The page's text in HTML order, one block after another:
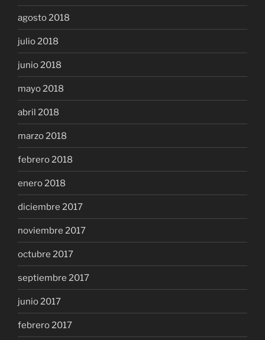
agosto 2018
julio 2018
junio 2018
mayo 2018
abril 2018
marzo 2018
febrero 2018
enero 2018
diciembre 2017
noviembre 2017
octubre 2017
septiembre 2017
junio 2017
febrero 2017